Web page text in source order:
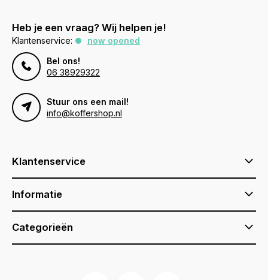
Heb je een vraag? Wij helpen je!
Klantenservice:
now opened
Bel ons!
06 38929322
Stuur ons een mail!
info@koffershop.nl
Klantenservice
Informatie
Categorieën